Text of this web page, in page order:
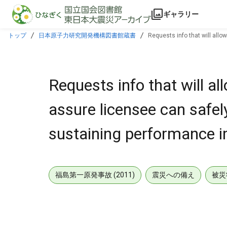
本文に飛ぶ
ギャラリー
トップ 日本原子力研究開発機構図書館蔵書
Requests info that will
Requests info that will
assure licensee can
sustaining performance
福島第一原発事故 (2011) 震災への備え 被災